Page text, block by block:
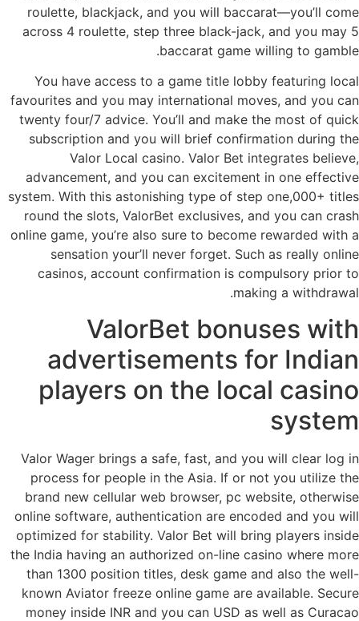
roulette, blackjack, and you will baccarat—you’ll come
across 4 roulette, step three black-jack, and you may 5
baccarat game willing to gamble.
You have access to a game title lobby featuring local
favourites and you may international moves, and you can
twenty four/7 advice. You’ll and make the most of quick
subscription and you will brief confirmation during the
Valor Local casino. Valor Bet integrates believe,
advancement, and you can excitement in one effective
system. With this astonishing type of step one,000+ titles
round the slots, ValorBet exclusives, and you can crash
online game, you’re also sure to become rewarded with a
sensation your’ll never forget. Such as really online
casinos, account confirmation is compulsory prior to
making a withdrawal.
ValorBet bonuses with
advertisements for Indian
players on the local casino
system
Valor Wager brings a safe, fast, and you will clear log in
process for people in the Asia. If or not you utilize the
brand new cellular web browser, pc website, otherwise
online software, authentication are encoded and you will
optimized for stability. Valor Bet will bring players inside
the India having an authorized on-line casino where more
than 1300 position titles, desk game and also the well-
known Aviator freeze online game are available. Secure
money inside INR and you can USD as well as Curacao